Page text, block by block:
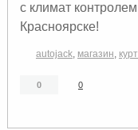
с климат
Красноярске!
autojack, магазин,
0 0